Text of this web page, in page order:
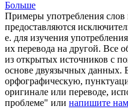
Больше
Примеры употребления слов
предоставляются
е. для изучения
их перевода на другой. Все
из открытых источников с
основе двуязычных данных.
орфографическую,
оригинале или переводе,
проблеме" или напишите нам